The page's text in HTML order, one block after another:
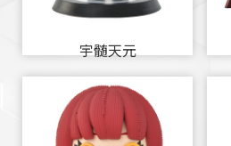
宇髄天元